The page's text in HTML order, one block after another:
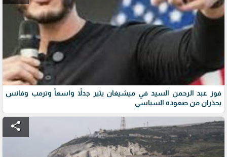
فوز عبد الرحمن السيد في ميشيغان يثير جدلاً واسعاً وترمب وفانس
يحذران من صعوده السياسي
share